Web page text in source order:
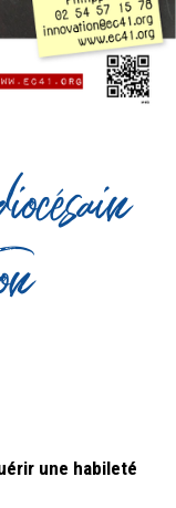
une habileté